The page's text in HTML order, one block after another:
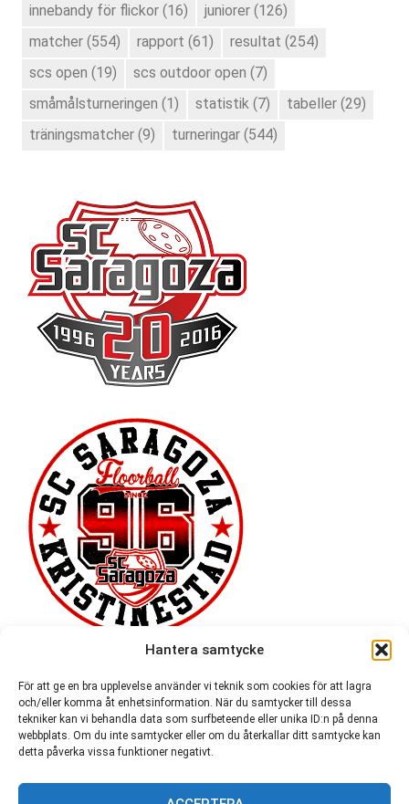
Hantera samtycke
För att ge en bra upplevelse använder vi teknik som cookies för att lagra
och/eller komma åt enhetsinformation. När du samtycker till dessa
tekniker kan vi behandla data som surfbeteende eller unika ID:n på denna
webbplats. Om du inte samtycker eller om du återkallar ditt samtycke kan
detta påverka vissa funktioner negativt.
innebandy för flickor (16) juniorer (126)
matcher (554) rapport (61) resultat (254)
scs open (19) scs outdoor open (7)
småmålsturneringen (1) statistik (7) tabeller (29)
träningsmatcher (9) turneringar (544)